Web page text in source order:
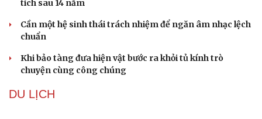
Tham vọng robot hóa quân đội, Ukraine đau đầu với
“ma trận” 550 biến thể
Đức tăng tốc chương trình UAV chiến đấu thông qua hợp
tác với Rolls-Royce
Thực hư việc Mỹ cạn kiệt kho tên lửa đắt tiền
Tên lửa đạn đạo Nga khoét sâu lỗ hổng phòng không